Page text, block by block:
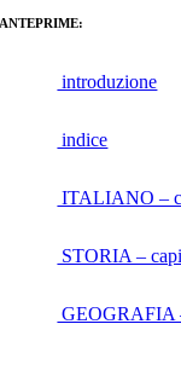
ANTEPRIME:
introduzione
indice
ITALIANO –
STORIA –
GEOGRAFIA